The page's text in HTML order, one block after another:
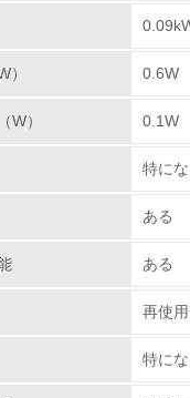
境方針に基づいて自分
関する規格やプログラム
） 0.6W
W） 0.1W
特に
ある
ある
再使
特に